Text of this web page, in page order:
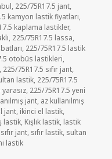
, 225/75R17.5 jant,
kamyon lastik fiyatları,
kaplama lastikler,
, 225/75R17.5 lassa,
, 225/75R17.5 lastik
otobüs lastikleri,
, 225/75R17.5 sıfır jant,
lastik, 225/75R17.5
, 225/75R17.5 yeni
jant, az kullanılmış
jant, ikinci el lastik,
lastik, Kışlık lastik, lastik
sıfır jant, sıfır lastik, sultan
lastik